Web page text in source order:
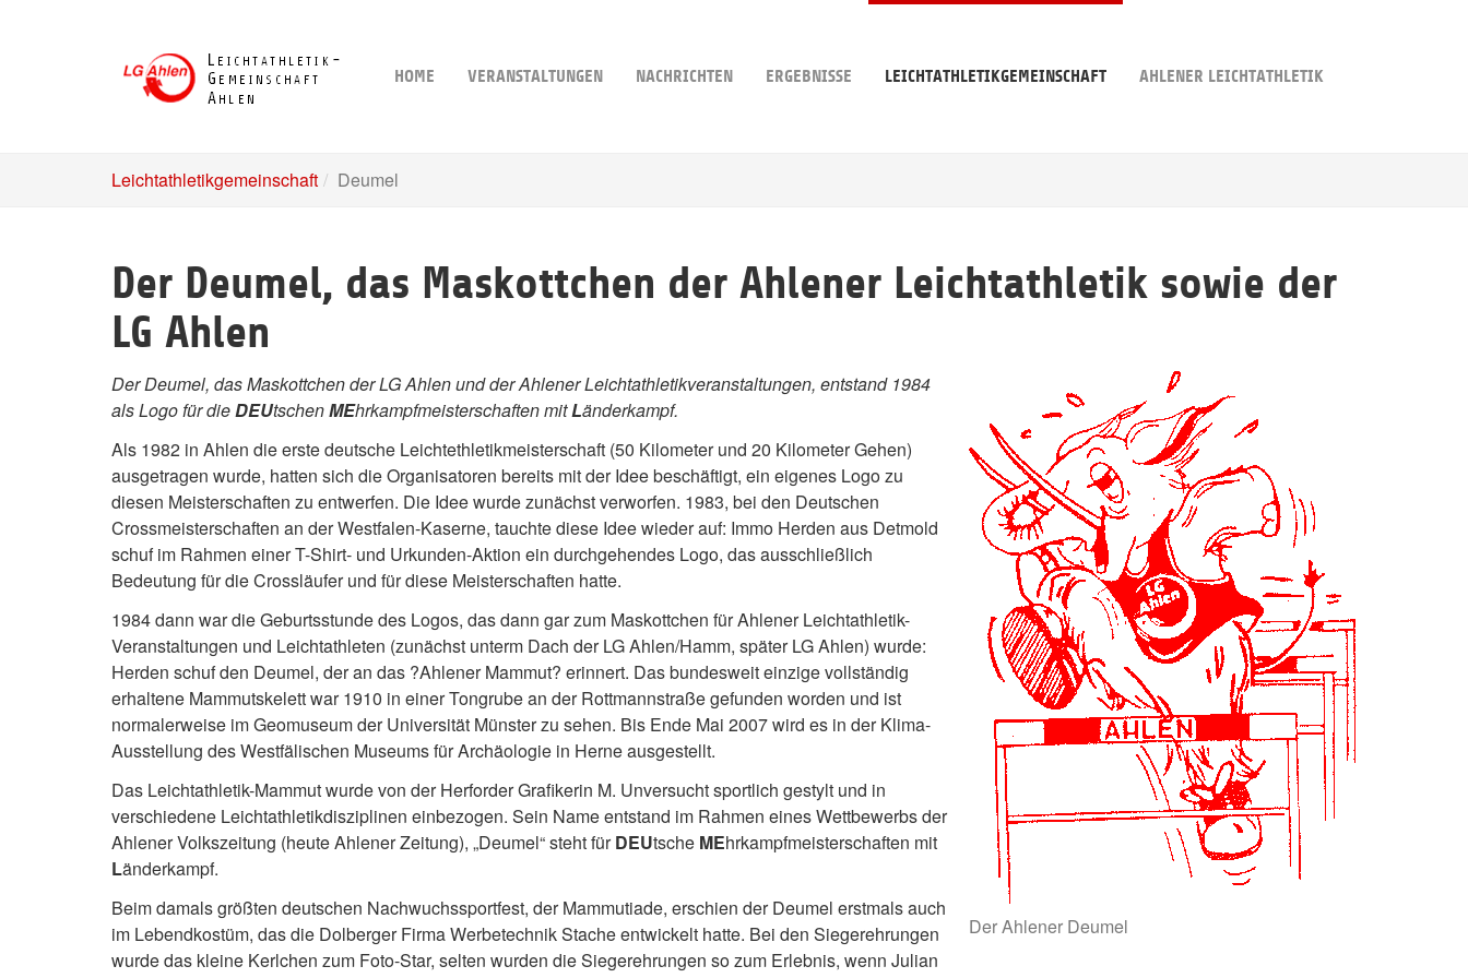
HOME VERANSTALTUNGEN NACHRICHTEN ERGEBNISSE LEICHTATHLETIKGEMEINSCHAFT AHLENER LEICHTATHLETIK
Leichtathletikgemeinschaft Deumel
Der Deumel, das Maskottchen der Ahlener Leichtathletik sowie der
LG Ahlen
Der Ahlener Deumel
Der Deumel, das Maskottchen der LG Ahlen und der Ahlener Leichtathletikveranstaltungen, entstand 1984
als Logo für dieDEUtschenMEhrkampfmeisterschaften mitLänderkampf.
Als 1982 in Ahlen die erste deutsche Leichtethletikmeisterschaft (50 Kilometer und 20 Kilometer Gehen)
ausgetragen wurde, hatten sich die Organisatoren bereits mit der Idee beschäftigt, ein eigenes Logo zu
diesen Meisterschaften zu entwerfen. Die Idee wurde zunächst verworfen. 1983, bei den Deutschen
Crossmeisterschaften an der Westfalen-Kaserne, tauchte diese Idee wieder auf: Immo Herden aus Detmold
schuf im Rahmen einer T-Shirt- und Urkunden-Aktion ein durchgehendes Logo, das ausschließlich
Bedeutung für die Crossläufer und für diese Meisterschaften hatte.
1984 dann war die Geburtsstunde des Logos, das dann gar zum Maskottchen für Ahlener Leichtathletik-
Veranstaltungen und Leichtathleten (zunächst unterm Dach der LG Ahlen/Hamm, später LG Ahlen) wurde:
Herden schuf den Deumel, der an das ?Ahlener Mammut? erinnert. Das bundesweit einzige vollständig
erhaltene Mammutskelett war 1910 in einer Tongrube an der Rottmannstraße gefunden worden und ist
normalerweise im Geomuseum der Universität Münster zu sehen. Bis Ende Mai 2007 wird es in der Klima-
Ausstellung des Westfälischen Museums für Archäologie in Herne ausgestellt.
Das Leichtathletik-Mammut wurde von der Herforder Grafikerin M. Unversucht sportlich gestylt und in
verschiedene Leichtathletikdisziplinen einbezogen. Sein Name entstand im Rahmen eines Wettbewerbs der
Ahlener Volkszeitung (heute Ahlener Zeitung), „Deumel“ steht fürDEUtsche MEhrkampfmeisterschaften mit
Länderkampf.
Beim damals größten deutschen Nachwuchssportfest, der Mammutiade, erschien der Deumel erstmals auch
im Lebendkostüm, das die Dolberger Firma Werbetechnik Stache entwickelt hatte. Bei den Siegerehrungen
wurde das kleine Kerlchen zum Foto-Star, selten wurden die Siegerehrungen so zum Erlebnis, wenn Julian